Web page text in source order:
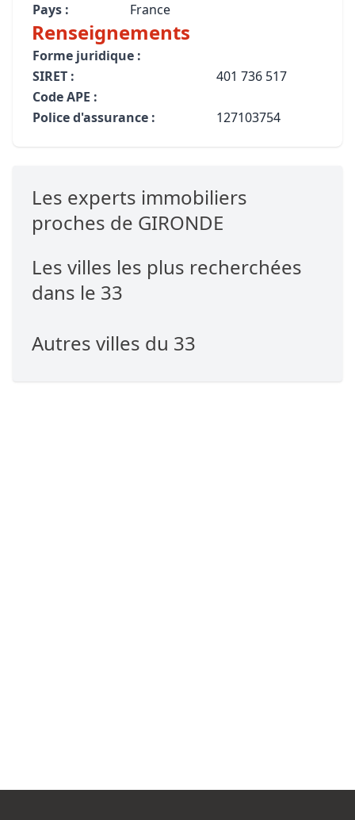
Pays :
France
Renseignements
Forme juridique :
SIRET :
401 736 517
Code APE :
Police d'assurance :
127103754
Les experts immobiliers
proches de GIRONDE
Les villes les plus recherchées
dans le 33
Autres villes du 33